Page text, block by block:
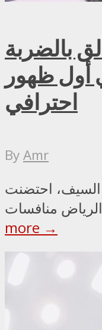
بالضربة
أول ظهور
احترافي
ByAmr
السيف، احتضنت
more →